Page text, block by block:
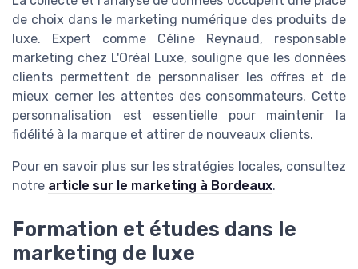
de choix dans le marketing numérique des produits de
luxe. Expert comme Céline Reynaud, responsable
marketing chez L'Oréal Luxe, souligne que les données
clients permettent de personnaliser les offres et de
mieux cerner les attentes des consommateurs. Cette
personnalisation est essentielle pour maintenir la
fidélité à la marque et attirer de nouveaux clients.
Pour en savoir plus sur les stratégies locales, consultez
notre article sur le marketing à Bordeaux.
Formation et études dans le
marketing de luxe